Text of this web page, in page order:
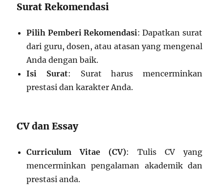
Surat Rekomendasi
Pilih Pemberi Rekomendasi: Dapatkan surat
dari guru, dosen, atau atasan yang mengenal
Anda dengan baik.
Isi Surat: Surat harus mencerminkan
prestasi dan karakter Anda.
CV dan Essay
Curriculum Vitae (CV): Tulis CV yang
mencerminkan pengalaman akademik dan
prestasi anda.